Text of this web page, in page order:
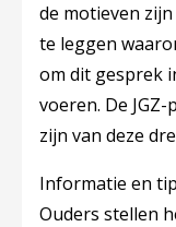
de motieven
te leggen
om dit gesprek
voeren. De
zijn van deze
Informatie en
Ouders stellen